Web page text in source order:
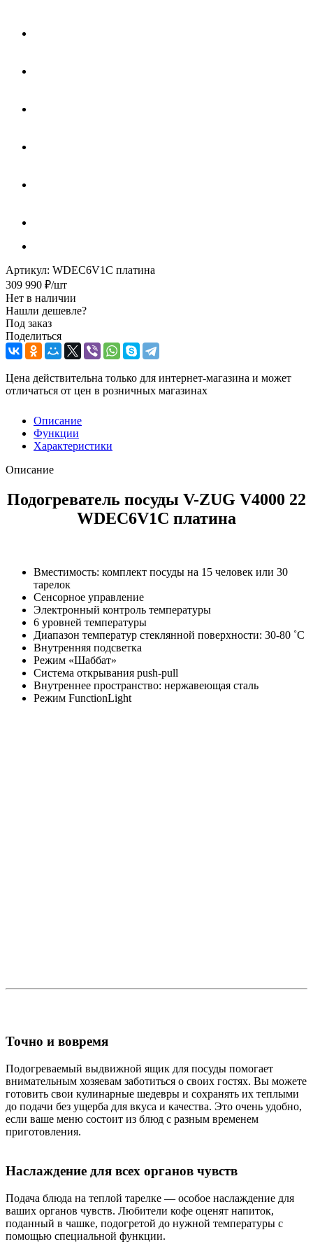
Артикул: WDEC6V1C платина
309 990 ₽/шт
Нет в наличии
Нашли дешевле?
Под заказ
Поделиться
Цена действительна только для интернет-магазина и может
отличаться от цен в розничных магазинах
Описание
Функции
Характеристики
Описание
Подогреватель посуды V-ZUG V4000 22
WDEC6V1C платина
Вместимость: комплект посуды на 15 человек или 30
тарелок
Сенсорное управление
Электронный контроль температуры
6 уровней температуры
Диапазон температур стеклянной поверхности: 30-80 ˚C
Внутренняя подсветка
Режим «Шаббат»
Система открывания push-pull
Внутреннее пространство: нержавеющая сталь
Режим FunctionLight
Точно и вовремя
Подогреваемый выдвижной ящик для посуды помогает
внимательным хозяевам заботиться о своих гостях. Вы можете
готовить свои кулинарные шедевры и сохранять их теплыми
до подачи без ущерба для вкуса и качества. Это очень удобно,
если ваше меню состоит из блюд с разным временем
приготовления.
Наслаждение для всех органов чувств
Подача блюда на теплой тарелке — особое наслаждение для
ваших органов чувств. Любители кофе оценят напиток,
поданный в чашке, подогретой до нужной температуры с
помощью специальной функции.